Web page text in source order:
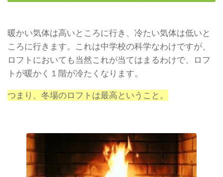
暖かい気体は高いところに行き、冷たい気体は低いと
ころに行きます。これは中学校の科学なわけですが、
ロフトにおいても当然これが当てはまるわけで、ロフ
トが暖かく１階が冷たくなります。
つまり、冬場のロフトは最高ということ。